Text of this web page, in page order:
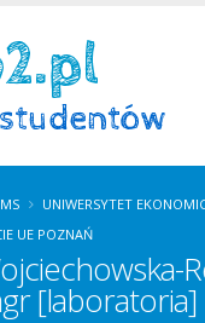
UNIWERSYTET
UE POZNAŃ
[laboratoria]